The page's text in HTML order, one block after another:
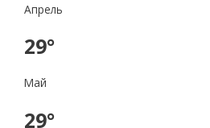
Апрель
29°
Май
29°